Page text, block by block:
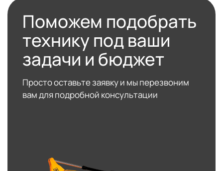
Поможем подобрать
технику под ваши
задачи и бюджет
Просто оставьте заявку и мы перезвоним
вам для подробной консультации